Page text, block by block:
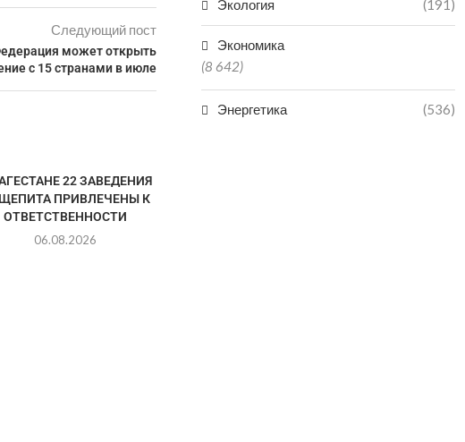
Следующий пост
может открыть
с 15 странами в июле
22 ЗАВЕДЕНИЯ
ПРИВЛЕЧЕНЫ К
ОТВЕТСТВЕННОСТИ
06.08.2026
Экология (191)
Экономика
(8 642)
Энергетика (536)